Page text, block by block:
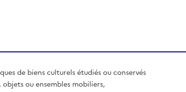
de biens culturels étudiés ou conservés
ou ensembles mobiliers,